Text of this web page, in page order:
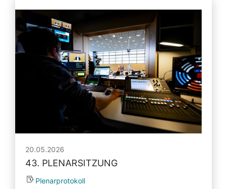
20.05.2026
43. PLENARSITZUNG
Plenarprotokoll